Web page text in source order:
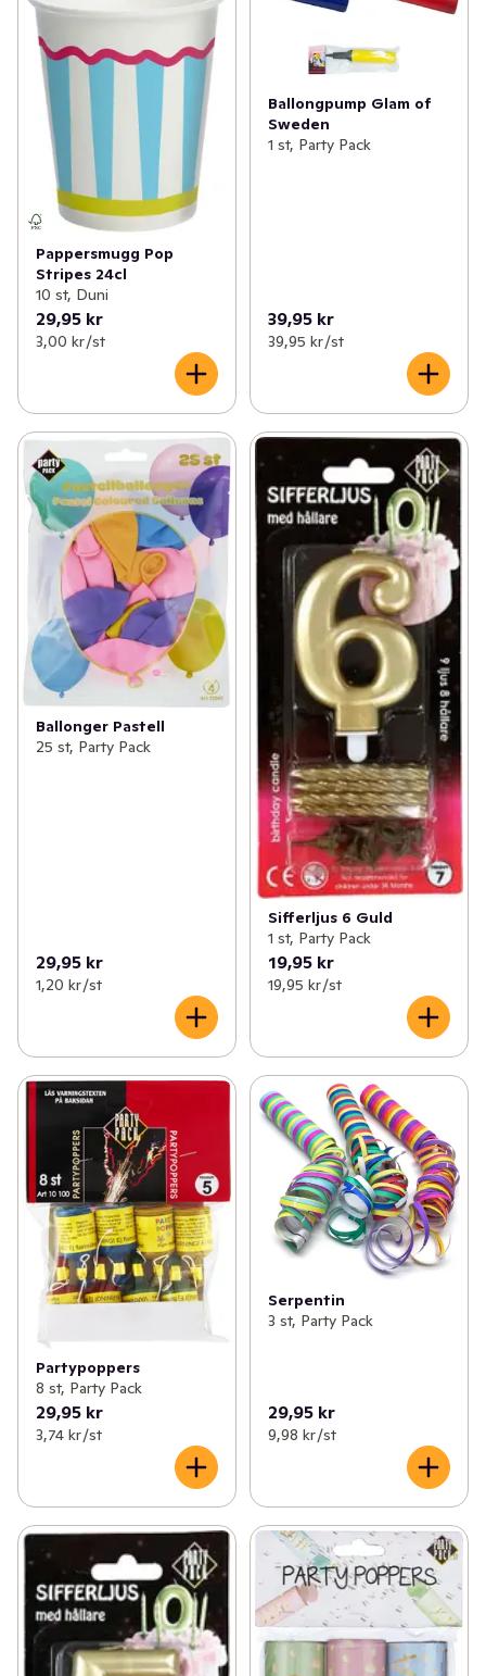
Pappersmugg Pop
Stripes 24cl
10 st, Duni
29,95 kr
3,00 kr /st
Ballongpump Glam of
Sweden
1 st, Party Pack
39,95 kr
39,95 kr /st
Ballonger Pastell
25 st, Party Pack
29,95 kr
1,20 kr /st
Sifferljus 6 Guld
1 st, Party Pack
19,95 kr
19,95 kr /st
Partypoppers
8 st, Party Pack
29,95 kr
3,74 kr /st
Serpentin
3 st, Party Pack
29,95 kr
9,98 kr /st